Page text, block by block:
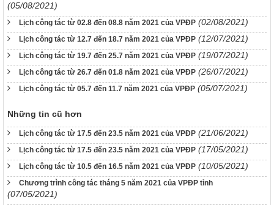
(05/08/2021)
Lịch công tác từ 02.8 đến 08.8 năm 2021 của VPĐP (02/08/2021)
Lịch công tác từ 12.7 đến 18.7 năm 2021 của VPĐP (12/07/2021)
Lịch công tác từ 19.7 đến 25.7 năm 2021 của VPĐP (19/07/2021)
Lịch công tác từ 26.7 đến 01.8 năm 2021 của VPĐP (26/07/2021)
Lịch công tác từ 05.7 đến 11.7 năm 2021 của VPĐP (05/07/2021)
Những tin cũ hơn
Lịch công tác từ 17.5 đến 23.5 năm 2021 của VPĐP (21/06/2021)
Lịch công tác từ 17.5 đến 23.5 năm 2021 của VPĐP (17/05/2021)
Lịch công tác từ 10.5 đến 16.5 năm 2021 của VPĐP (10/05/2021)
Chương trình công tác tháng 5 năm 2021 của VPĐP tỉnh
(07/05/2021)